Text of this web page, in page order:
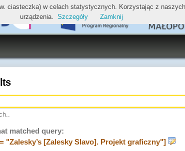
matched query:
"Zalesky’s [Zalesky Slavo]. Projekt graficzny"]
ciasteczka) w celach statystycznych. Korzystając z
urządzenia. Szczegóły Zamknij